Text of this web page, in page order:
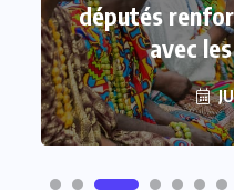
députés
avec